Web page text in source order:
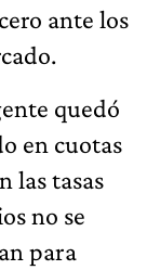
ante los
quedó
en cuotas
las tasas
no se
para